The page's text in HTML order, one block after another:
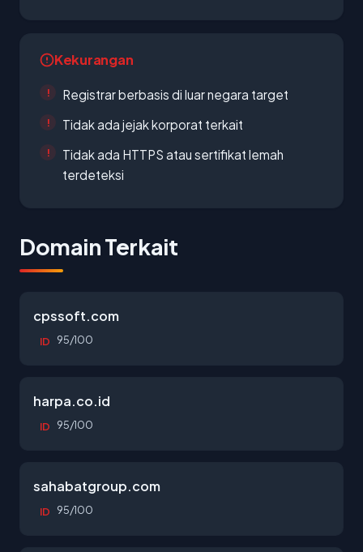
Kekurangan
Registrar berbasis di luar negara target
Tidak ada jejak korporat terkait
Tidak ada HTTPS atau sertifikat lemah
terdeteksi
Domain Terkait
cpssoft.com
ID 95/100
harpa.co.id
ID 95/100
sahabatgroup.com
ID 95/100